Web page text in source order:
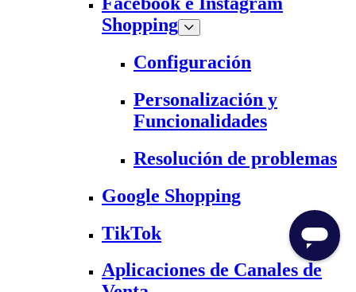
Shopping
Configuración
Personalización y
Funcionalidades
Resolución de problemas
Google Shopping
TikTok
Aplicaciones de Canales de